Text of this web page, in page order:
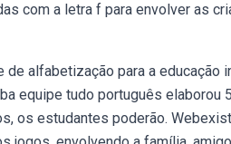
com a letra f para envolver as
alfabetização para a educação
equipe tudo português
os estudantes poderão.